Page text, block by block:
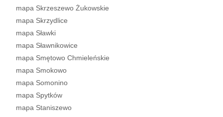
mapa Skrzeszewo Żukowskie
mapa Skrzydlice
mapa Sławki
mapa Sławnikowice
mapa Smętowo Chmieleńskie
mapa Smokowo
mapa Somonino
mapa Spytków
mapa Staniszewo